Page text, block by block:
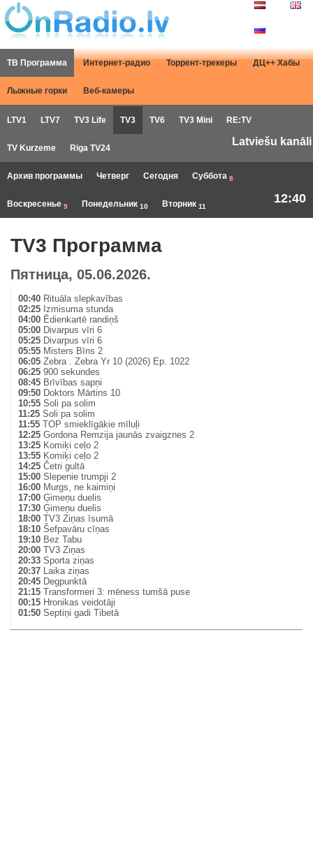
ТВ Программа Интернет-радио Торрент-трекеры ДЦ++ Хабы
Лыжные горки Веб-камеры
LTV1 LTV7 TV3 Life TV3 TV6 TV3 Mini RE:TV
TV Kurzeme Riga TV24
Latviešu kanāli
Архив программы Четверг Сегодня Суббота 8
Воскресенье 9 Понедельник 10 Вторник 11
12:40
TV3 Программа
Пятница, 05.06.2026.
00:40 Rituāla slepkavības
02:25 Izmisuma stunda
04:00 Ēdienkartē randiņš
05:00 Divarpus vīri 6
05:25 Divarpus vīri 6
05:55 Misters Bīns 2
06:05 Zebra . Zebra Yr 10 (2026) Ep. 1022
06:25 900 sekundes
08:45 Brīvības sapņi
09:50 Doktors Mārtins 10
10:55 Soli pa solim
11:25 Soli pa solim
11:55 TOP smieklīgākie mīluļi
12:25 Gordona Remzija jaunās zvaigznes 2
13:25 Komiķi ceļo 2
13:55 Komiķi ceļo 2
14:25 Četri gultā
15:00 Slepenie trumpji 2
16:00 Murgs, ne kaimiņi
17:00 Ģimeņu duelis
17:30 Ģimeņu duelis
18:00 TV3 Ziņas īsumā
18:10 Šefpavāru cīņas
19:10 Bez Tabu
20:00 TV3 Ziņas
20:33 Sporta ziņas
20:37 Laika ziņas
20:45 Degpunktā
21:15 Transformeri 3: mēness tumšā puse
00:15 Hronikas veidotāji
01:50 Septiņi gadi Tibetā